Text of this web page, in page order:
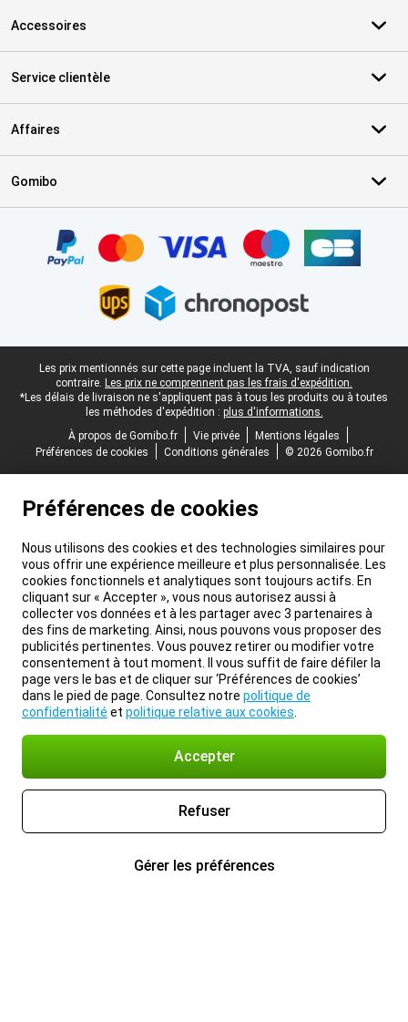
Accessoires
Service clientèle
Affaires
Gomibo
Pied-de-page légal
Les prix mentionnés sur cette page incluent la TVA, sauf indication
contraire. Les prix ne comprennent pas les frais d'expédition.
*Les délais de livraison ne s'appliquent pas à tous les produits ou à toutes
les méthodes d'expédition : plus d'informations.
À propos de Gomibo.fr
Vie privée
Mentions légales
Préférences de cookies
Conditions générales © 2026 Gomibo.fr
Préférences de cookies
Nous utilisons des cookies et des technologies similaires pour
vous offrir une expérience meilleure et plus personnalisée. Les
cookies fonctionnels et analytiques sont toujours actifs. En
cliquant sur « Accepter », vous nous autorisez aussi à
collecter vos données et à les partager avec 3 partenaires à
des fins de marketing. Ainsi, nous pouvons vous proposer des
publicités pertinentes. Vous pouvez retirer ou modifier votre
consentement à tout moment. Il vous suffit de faire défiler la
page vers le bas et de cliquer sur ‘Préférences de cookies’
dans le pied de page. Consultez notre politique de
confidentialité et politique relative aux cookies
Accepter
Refuser
Gérer les préférences